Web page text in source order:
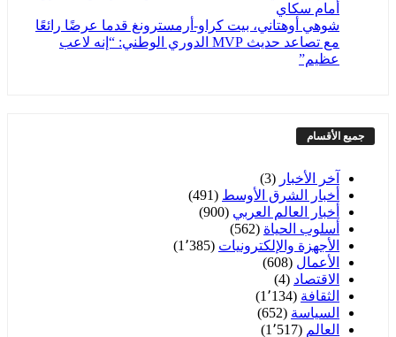
أمام سكاي
شوهي أوهتاني، بيت كراو-أرمسترونغ قدما عرضًا رائعًا
مع تصاعد حديث MVP الدوري الوطني: “إنه لاعب
عظيم”
جميع الأقسام
آخر الأخبار (3)
أخبار الشرق الأوسط (491)
أخبار العالم العربي (900)
أسلوب الحياة (562)
الأجهزة والإلكترونيات (1٬385)
الأعمال (608)
الاقتصاد (4)
الثقافة (1٬134)
السياسة (652)
العالم (1٬517)